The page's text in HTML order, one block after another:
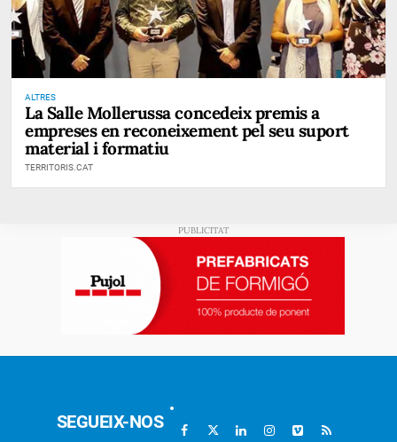
ALTRES
La Salle Mollerussa concedeix premis a
empreses en reconeixement pel seu suport
material i formatiu
TERRITORIS.CAT
SEGUEIX-NOS